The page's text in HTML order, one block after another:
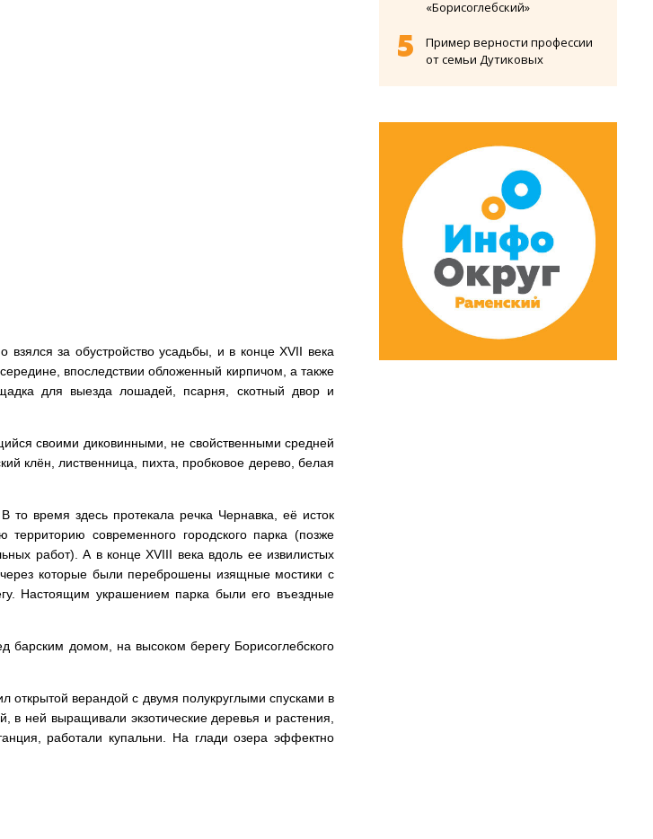
за обустройство усадьбы, и в конце XVII века
впоследствии обложенный кирпичом, а также
для выезда лошадей, псарня, скотный двор и
своими диковинными, не свойственными средней
клён, лиственница, пихта, пробковое дерево, белая
время здесь протекала речка Чернавка, её исток
современного городского парка (позже
работ). А в конце XVIII века вдоль ее извилистых
через которые были переброшены изящные мостики с
Настоящим украшением парка были его въездные
домом, на высоком берегу Борисоглебского
верандой с двумя полукруглыми спусками в
в ней выращивали экзотические деревья и растения,
работали купальни. На глади озера эффектно
«Борисоглебский»
Пример верности профессии
от семьи Дутиковых